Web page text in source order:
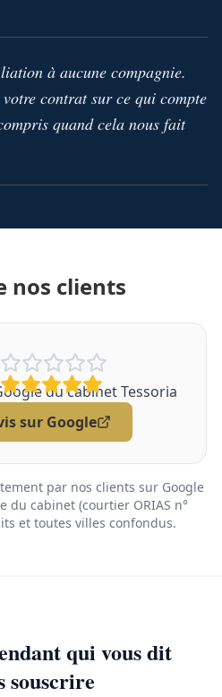
à aucune compagnie.
contrat sur ce qui compte
quand cela nous fait
nos clients
du cabinet Tessoria
sur Google
par nos clients sur Google
du cabinet (courtier ORIAS n°
et toutes villes confondus.
qui vous dit
souscrire